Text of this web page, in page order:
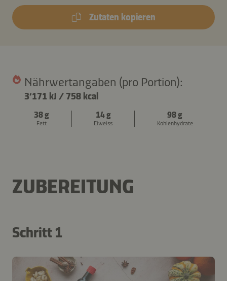
Zutaten kopieren
Nährwertangaben (pro Portion):
3’171 kJ / 758 kcal
38 g
Fett
14 g
Eiweiss
98 g
Kohlenhydrate
ZUBEREITUNG
Schritt 1